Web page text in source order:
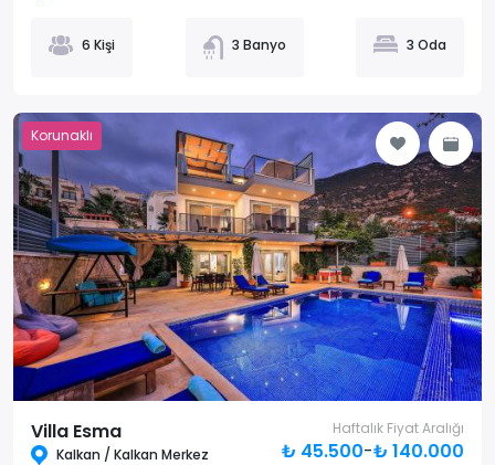
6 Kişi 3 Banyo 3 Oda
Korunaklı
Villa Esma
Kalkan / Kalkan Merkez
Haftalık Fiyat Aralığı
₺ 45.500-₺ 140.000